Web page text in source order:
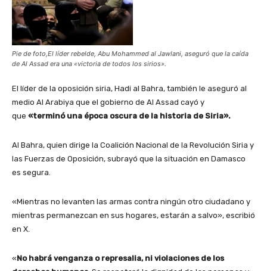
Pie de foto,El líder rebelde, Abu Mohammed al Jawlani, aseguró que la caída
de Al Assad era una «victoria de todos los sirios».
El líder de la oposición siria, Hadi al Bahra, también le aseguró al
medio Al Arabiya que el gobierno de Al Assad cayó y
que «terminó una época oscura de la historia de Siria».
Al Bahra, quien dirige la Coalición Nacional de la Revolución Siria y
las Fuerzas de Oposición, subrayó que la situación en Damasco
es segura.
«Mientras no levanten las armas contra ningún otro ciudadano y
mientras permanezcan en sus hogares, estarán a salvo», escribió
en X.
«No habrá venganza o represalia, ni violaciones de los